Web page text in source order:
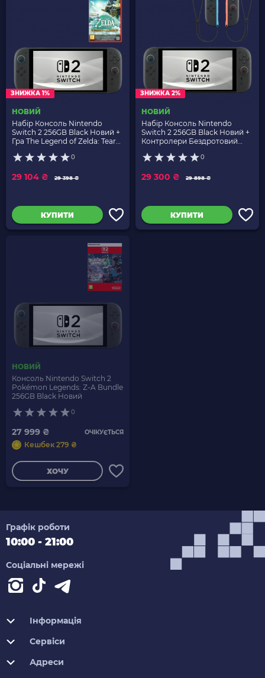
ЗНИЖКА 1%
НОВИЙ
Набір Консоль Nintendo
Switch 2 256GB Black Новий +
Гра The Legend of Zelda: Tears
Озвучка
0
29 398 ₴
29 104 ₴
КУПИТИ
ЗНИЖКА 2%
НОВИЙ
Набір Консоль Nintendo
Switch 2 256GB Black Новий +
Контролери Бездротовий
0
29 898 ₴
29 300 ₴
КУПИТИ
НОВИЙ
Консоль Nintendo Switch 2
Pokémon Legends: Z-A Bundle
256GB Black Новий
0
27 999 ₴ ОЧІКУЄТЬСЯ
Кешбек 279 ₴
ХОЧУ
Графік роботи
10:00 - 21:00
Соціальні мережі
Інформація
Сервіси
Адреси